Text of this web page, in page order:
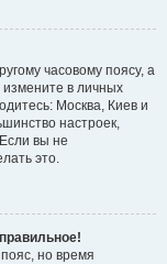
часовому поясу, а
измените в личных
Москва, Киев и
настроек,
вы не
это.
но время